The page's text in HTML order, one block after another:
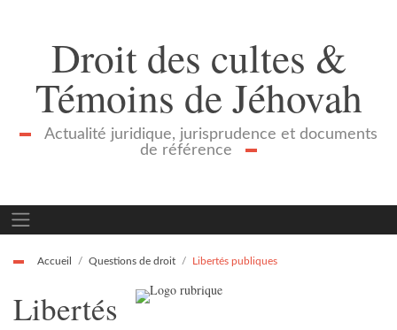
Droit des cultes &
Témoins de Jéhovah
Actualité juridique, jurisprudence et documents
de référence
Accueil Questions de droit Libertés publiques
Libertés